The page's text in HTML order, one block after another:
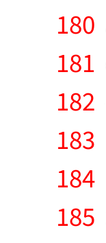
180
181
182
183
184
185